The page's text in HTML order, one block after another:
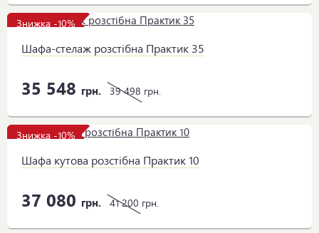
Знижка -10%
Шафа-стелаж розстібна Практик 35
35 548 грн. 39 498 грн.
Знижка -10%
Шафа кутова розстібна Практик 10
37 080 грн. 41 200 грн.